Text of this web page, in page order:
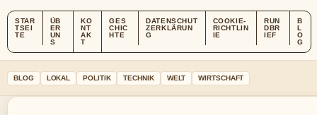
STAR
TSEI
TE
ÜB
ER
UN
S
KO
NT
AK
T
GES
CHIC
HTE
DATENSCHUT
ZERKLÄRUN
G
COOKIE-
RICHTLIN
IE
RUN
DBR
IEF
B
L
O
G
BLOG LOKAL POLITIK TECHNIK WELT WIRTSCHAFT